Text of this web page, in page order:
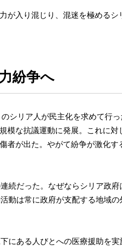
が入り混じり、混迷を極める
紛争へ
シリア人が民主化を求めて行
模な抗議運動に発展。これに
者が出た。やがて紛争が激化
続だった。なぜならシリア政
動は常に政府が支配する地域
にある人びとへの医療援助を